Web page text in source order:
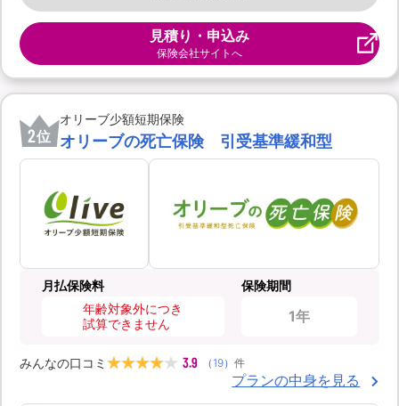
見積り・申込み
保険会社サイトへ
2位
オリーブ少額短期保険
オリーブの死亡保険 引受基準緩和型
月払保険料
年齢対象外につき
試算できません
保険期間
1年
みんなの口コミ 3.9 （ 19） 件
プランの中身を見る